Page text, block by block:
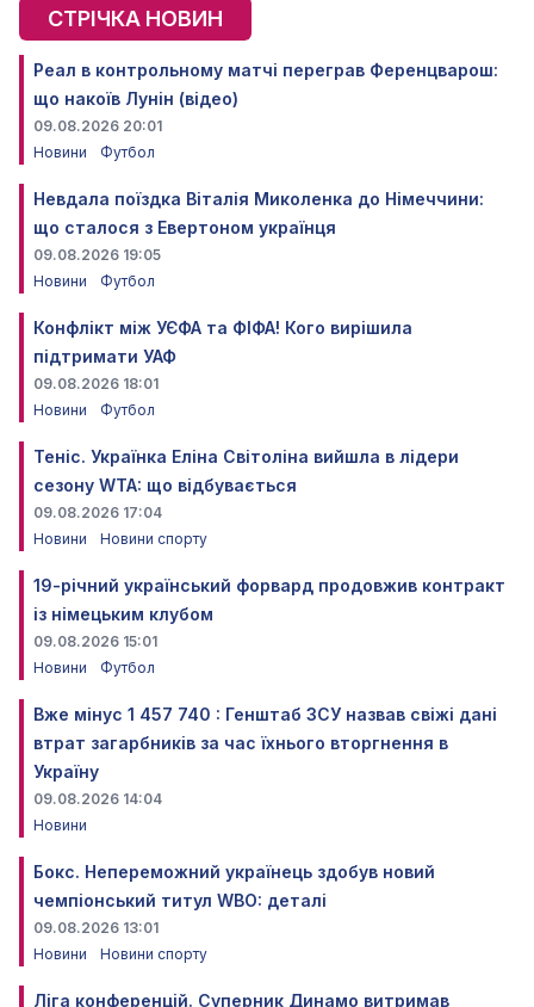
СТРІЧКА НОВИН
Реал в контрольному матчі переграв Ференцварош:
що накоїв Лунін (відео)
09.08.2026 20:01
Новини
Футбол
Невдала поїздка Віталія Миколенка до Німеччини:
що сталося з Евертоном українця
09.08.2026 19:05
Новини
Футбол
Конфлікт між УЄФА та ФІФА! Кого вирішила
підтримати УАФ
09.08.2026 18:01
Новини
Футбол
Теніс. Українка Еліна Світоліна вийшла в лідери
сезону WTA: що відбувається
09.08.2026 17:04
Новини
Новини спорту
19-річний український форвард продовжив контракт
із німецьким клубом
09.08.2026 15:01
Новини
Футбол
Вже мінус 1 457 740 : Генштаб ЗСУ назвав свіжі дані
втрат загарбників за час їхнього вторгнення в
Україну
09.08.2026 14:04
Новини
Бокс. Непереможний українець здобув новий
чемпіонський титул WBO: деталі
09.08.2026 13:01
Новини
Новини спорту
Ліга конференцій. Суперник Динамо витримав